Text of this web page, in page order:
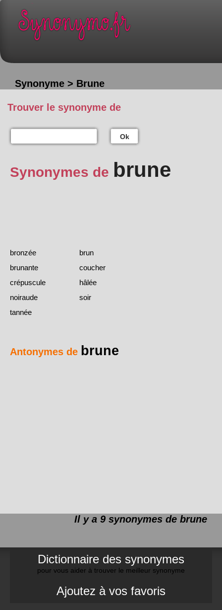
Synonyme > Brune
Trouver le synonyme de
Ok
Synonymes de brune
bronzée
brun
brunante
coucher
crépuscule
hâlée
noiraude
soir
tannée
Antonymes de brune
Il y a 9 synonymes de brune
Dictionnaire des synonymes
pour vous aider à trouver le meilleur synonyme
Ajoutez à vos favoris